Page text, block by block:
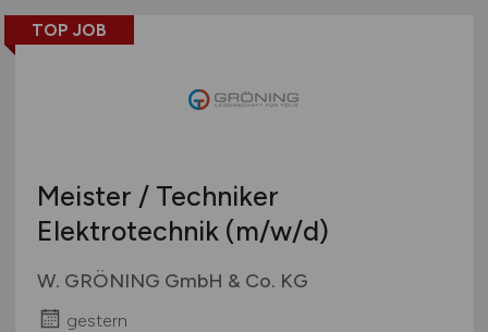
TOP JOB
Meister / Techniker
Elektrotechnik (m/w/d)
W. GRÖNING GmbH & Co. KG
gestern